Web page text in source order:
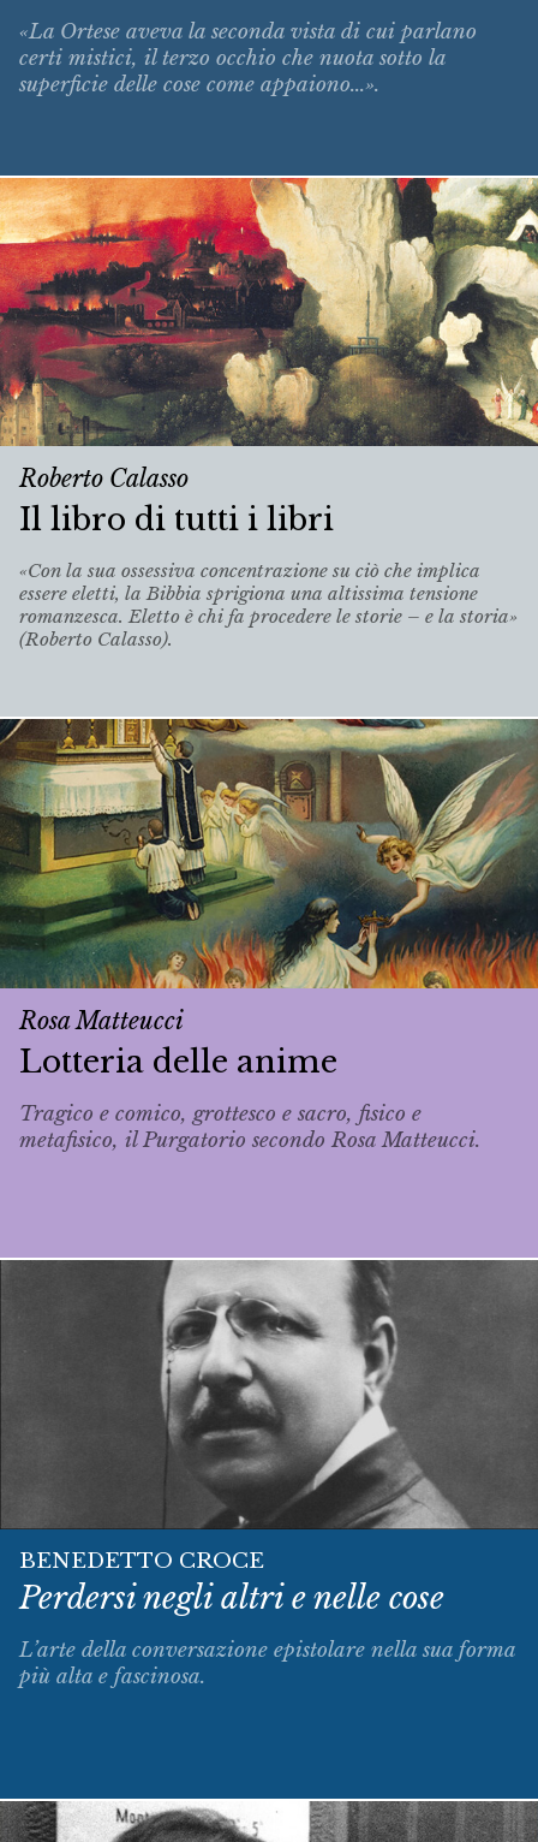
«La Ortese aveva la seconda vista di cui parlano
certi mistici, il terzo occhio che nuota sotto la
superficie delle cose come appaiono...».
Roberto Calasso
Il libro di tutti i libri
«Con la sua ossessiva concentrazione su ciò che implica
essere eletti, la Bibbia sprigiona una altissima tensione
romanzesca. Eletto è chi fa procedere le storie – e la storia»
(Roberto Calasso).
Rosa Matteucci
Lotteria delle anime
Tragico e comico, grottesco e sacro, fisico e
metafisico, il Purgatorio secondo Rosa Matteucci.
BENEDETTO CROCE
Perdersi negli altri e nelle cose
L’arte della conversazione epistolare nella sua forma
più alta e fascinosa.